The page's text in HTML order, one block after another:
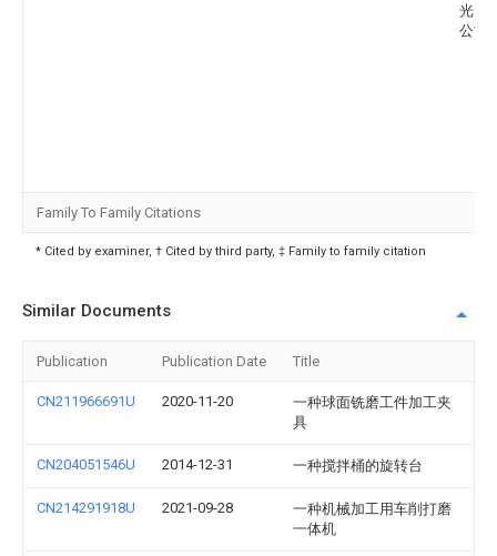
光电
公司
Family To Family Citations
* Cited by examiner, † Cited by third party, ‡ Family to family citation
Similar Documents
Publication Publication Date Title
CN211966691U 2020-11-20
一种球面铣磨工件加工夹
具
CN204051546U 2014-12-31 一种搅拌桶的旋转台
CN214291918U 2021-09-28
一种机械加工用车削打磨
一体机